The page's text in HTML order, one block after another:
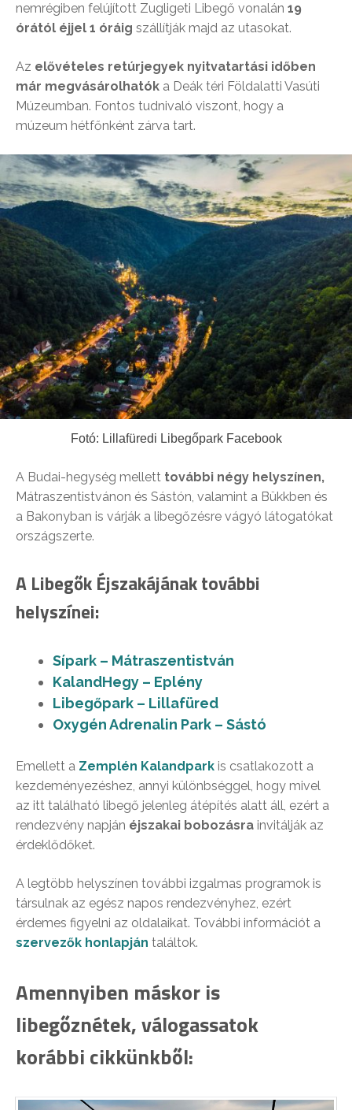
nemrégiben felújított Zugligeti Libegő vonalán 19
órától éjjel 1 óráig szállítják majd az utasokat.
Az elővételes retúrjegyek nyitvatartási időben
már megvásárolhatók a Deák téri Földalatti Vasúti
Múzeumban. Fontos tudnivaló viszont, hogy a
múzeum hétfőnként zárva tart.
Fotó: Lillafüredi Libegőpark Facebook
A Budai-hegység mellett további négy helyszínen,
Mátraszentistvánon és Sástón, valamint a Bükkben és
a Bakonyban is várják a libegőzésre vágyó látogatókat
országszerte.
A Libegők Éjszakájának további
helyszínei:
Sípark – Mátraszentistván
KalandHegy – Eplény
Libegőpark – Lillafüred
Oxygén Adrenalin Park – Sástó
Emellett a Zemplén Kalandpark is csatlakozott a
kezdeményezéshez, annyi különbséggel, hogy mivel
az itt található libegő jelenleg átépítés alatt áll, ezért a
rendezvény napján éjszakai bobozásra invitálják az
érdeklődőket.
A legtöbb helyszínen további izgalmas programok is
társulnak az egész napos rendezvényhez, ezért
érdemes figyelni az oldalaikat. További információt a
szervezők honlapján találtok.
Amennyiben máskor is
libegőznétek, válogassatok
korábbi cikkünkből: